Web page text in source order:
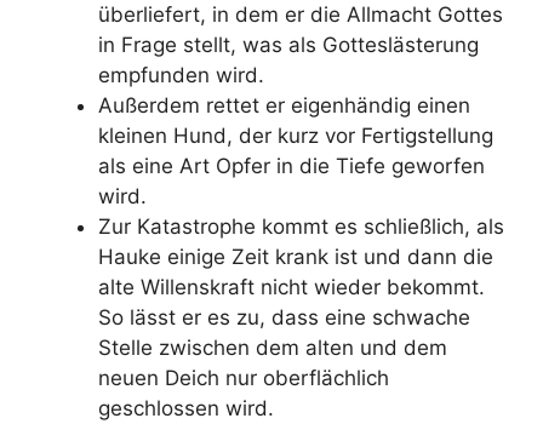
überliefert, in dem er die Allmacht Gottes
in Frage stellt, was als Gotteslästerung
empfunden wird.
Außerdem rettet er eigenhändig einen
kleinen Hund, der kurz vor Fertigstellung
als eine Art Opfer in die Tiefe geworfen
wird.
Zur Katastrophe kommt es schließlich, als
Hauke einige Zeit krank ist und dann die
alte Willenskraft nicht wieder bekommt.
So lässt er es zu, dass eine schwache
Stelle zwischen dem alten und dem
neuen Deich nur oberflächlich
geschlossen wird.